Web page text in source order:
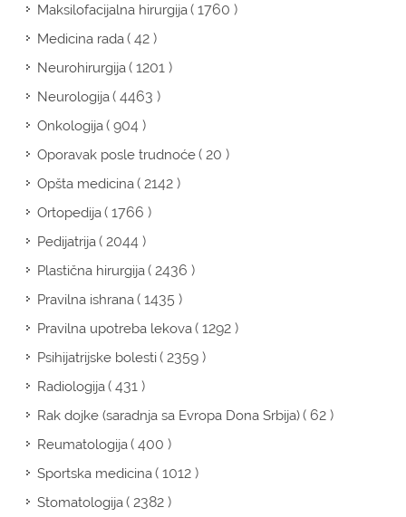
Maksilofacijalna hirurgija( 1760 )
Medicina rada( 42 )
Neurohirurgija( 1201 )
Neurologija( 4463 )
Onkologija( 904 )
Oporavak posle trudnoće( 20 )
Opšta medicina( 2142 )
Ortopedija( 1766 )
Pedijatrija( 2044 )
Plastična hirurgija( 2436 )
Pravilna ishrana( 1435 )
Pravilna upotreba lekova( 1292 )
Psihijatrijske bolesti( 2359 )
Radiologija( 431 )
Rak dojke (saradnja sa Evropa Dona Srbija)( 62 )
Reumatologija( 400 )
Sportska medicina( 1012 )
Stomatologija( 2382 )